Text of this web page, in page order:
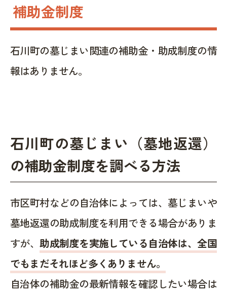
補助金制度
石川町の墓じまい関連の補助金・助成制度の情
報はありません。
石川町の墓じまい（墓地返還）
の補助金制度を調べる方法
市区町村などの自治体によっては、墓じまいや
墓地返還の助成制度を利用できる場合がありま
すが、助成制度を実施している自治体は、全国
でもまだそれほど多くありません。
自治体の補助金の最新情報を確認したい場合は